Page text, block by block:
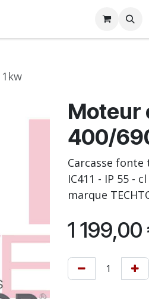
Moteur
400/
Carcasse fonte
IC411 - IP 55 -
marque
1 199,00